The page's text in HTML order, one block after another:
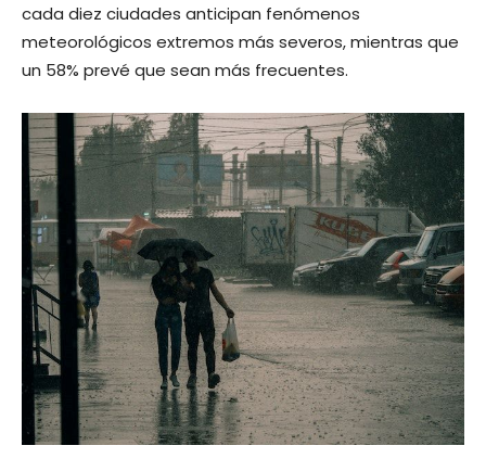
cada diez ciudades anticipan fenómenos
meteorológicos extremos más severos, mientras que
un 58% prevé que sean más frecuentes.